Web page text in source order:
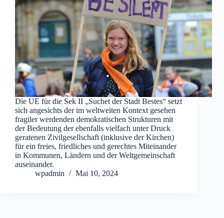
Die UE für die Sek II „Suchet der Stadt Bestes“ setzt
sich angesichts der im weltweiten Kontext gesehen
fragiler werdenden demokratischen Strukturen mit
der Bedeutung der ebenfalls vielfach unter Druck
geratenen Zivilgesellschaft (inklusive der Kirchen)
für ein freies, friedliches und gerechtes Miteinander
in Kommunen, Ländern und der Weltgemeinschaft
auseinander.
wpadmin
Mai 10, 2024